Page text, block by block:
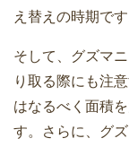
え替えの時期です
そして、グズマ
り取る際にも注
はなるべく面積
す。さらに、グ